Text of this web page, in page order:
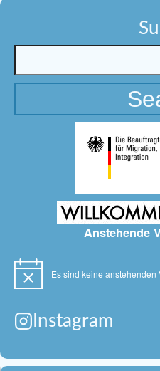
Anstehende
Hinweis Es sind keine
Instagram